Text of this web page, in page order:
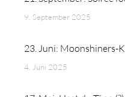
9. September 2025
23. Juni: Moonshiners-
4. Juni 2025